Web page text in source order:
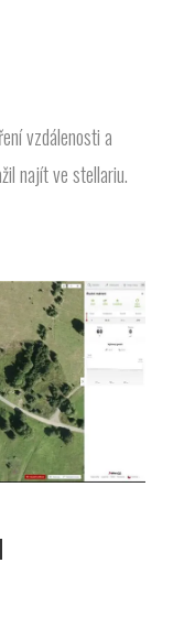
vzdálenosti a
najít ve stellariu.